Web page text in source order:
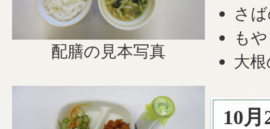
配膳の見本写真
さ
も
大
10月